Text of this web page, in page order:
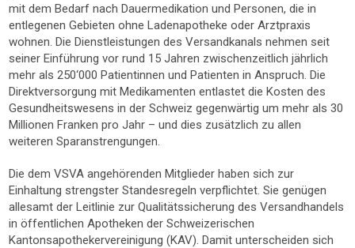
mit dem Bedarf nach Dauermedikation und Personen, die in
entlegenen Gebieten ohne Ladenapotheke oder Arztpraxis
wohnen. Die Dienstleistungen des Versandkanals nehmen seit
seiner Einführung vor rund 15 Jahren zwischenzeitlich jährlich
mehr als 250‘000 Patientinnen und Patienten in Anspruch. Die
Direktversorgung mit Medikamenten entlastet die Kosten des
Gesundheitswesens in der Schweiz gegenwärtig um mehr als 30
Millionen Franken pro Jahr – und dies zusätzlich zu allen
weiteren Sparanstrengungen.
Die dem VSVA angehörenden Mitglieder haben sich zur
Einhaltung strengster Standesregeln verpflichtet. Sie genügen
allesamt der Leitlinie zur Qualitätssicherung des Versandhandels
in öffentlichen Apotheken der Schweizerischen
Kantonsapothekervereinigung (KAV). Damit unterscheiden sich